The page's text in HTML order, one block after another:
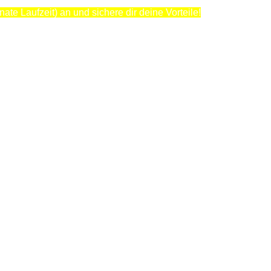
Laufzeit) an und sichere dir deine Vorteile!